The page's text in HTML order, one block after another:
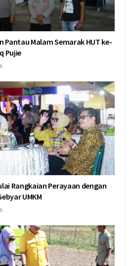
Pantau Malam Semarak HUT ke-
Pujie
Rangkaian Perayaan dengan
UMKM